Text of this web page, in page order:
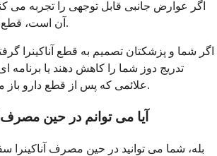
اگر عوارض جانبی قابل توجهی را تجربه می
آن است، قطع آناکینرا را پیشنهاد دهد.
اگر شما و پزشکتان تصمیم به قطع آناکینرا
تدریج دوز شما را کاهش دهند یا برنامه
علائمی که پس از قطع دارو باز می گردند، داشته باشند.
آیا می توانم در حین مصرف
بله، شما می توانید در حین مصرف آناکینرا